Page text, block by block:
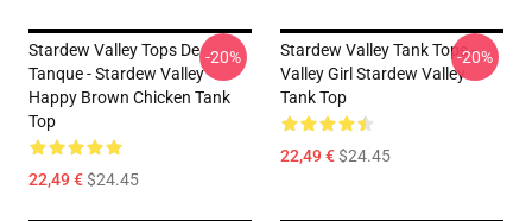
Stardew Valley Tops De
Tanque - Stardew Valley
Happy Brown Chicken Tank
Top
22,49 €$24.45
-20%
Stardew Valley Tank Tops -
Valley Girl Stardew Valley
Tank Top
22,49 €$24.45
-20%